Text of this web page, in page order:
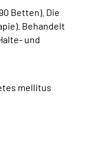
Betten). Die
Behandelt
und
mellitus